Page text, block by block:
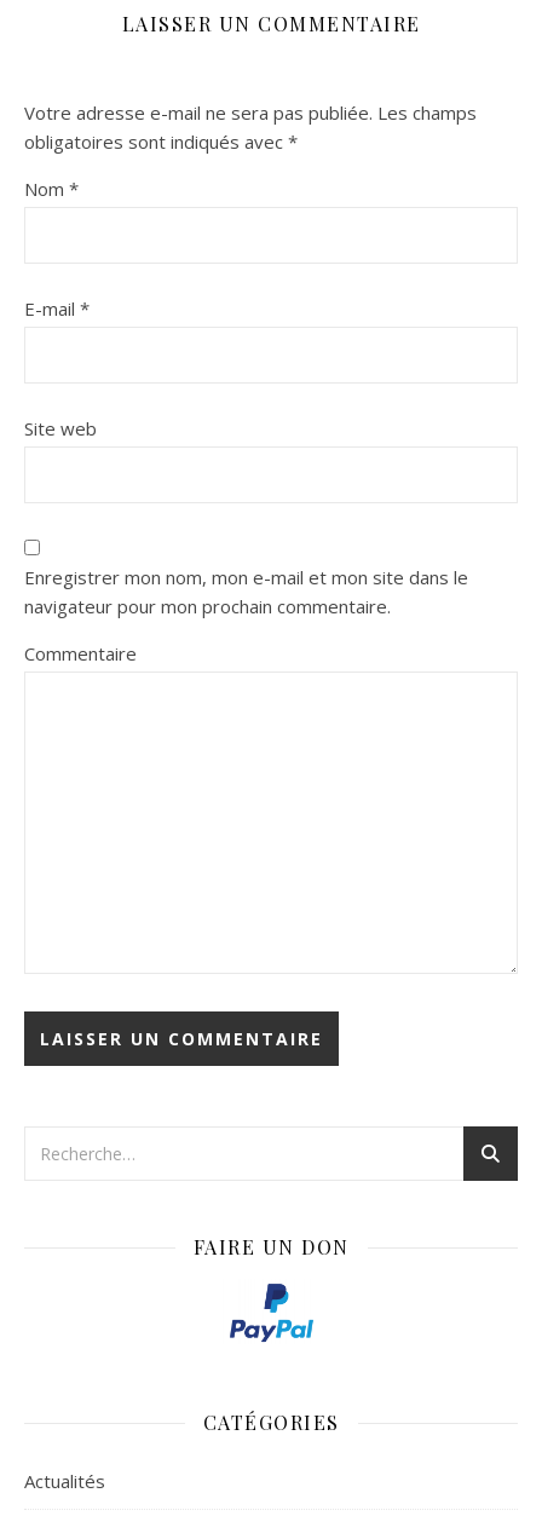
LAISSER UN COMMENTAIRE
Votre adresse e-mail ne sera pas publiée. Les champs
obligatoires sont indiqués avec *
Nom *
E-mail *
Site web
Enregistrer mon nom, mon e-mail et mon site dans le
navigateur pour mon prochain commentaire.
Commentaire
FAIRE UN DON
CATÉGORIES
Actualités